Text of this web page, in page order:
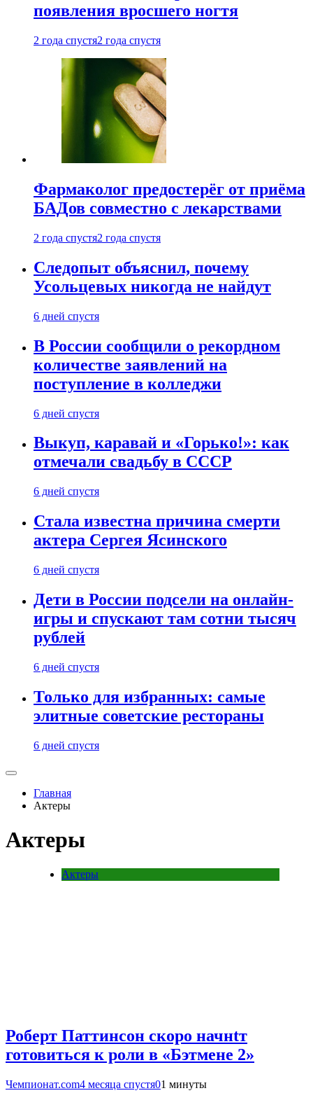
появления вросшего ногтя
2 года спустя2 года спустя
Фармаколог предостерёг от приёма
БАДов совместно с лекарствами
2 года спустя2 года спустя
Следопыт объяснил, почему
Усольцевых никогда не найдут
6 дней спустя
В России сообщили о рекордном
количестве заявлений на
поступление в колледжи
6 дней спустя
Выкуп, каравай и «Горько!»: как
отмечали свадьбу в СССР
6 дней спустя
Стала известна причина смерти
актера Сергея Ясинского
6 дней спустя
Дети в России подсели на онлайн-
игры и спускают там сотни тысяч
рублей
6 дней спустя
Только для избранных: самые
элитные советские рестораны
6 дней спустя
Главная
Актеры
Актеры
Актеры
Роберт Паттинсон скоро начнtт
готовиться к роли в «Бэтмене 2»
Чемпионат.com4 месяца спустя01 минуты